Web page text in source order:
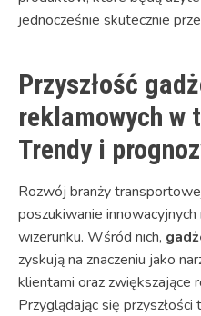
jednocześnie skutecznie
Przyszłość
reklamowych w
Trendy i
Rozwój branży
poszukiwanie
wizerunku. Wśród nich,
zyskują na znaczeniu jako
klientami oraz zwiększające
Przyglądając się